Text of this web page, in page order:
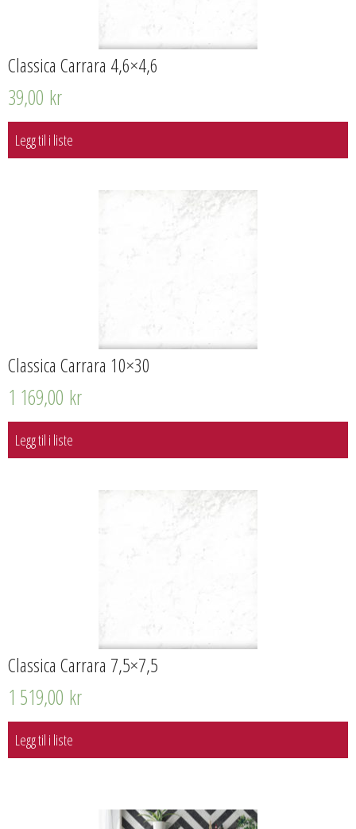
Classica Carrara 4,6×4,6
39,00 kr
Legg til i liste
Classica Carrara 10×30
1 169,00 kr
Legg til i liste
Classica Carrara 7,5×7,5
1 519,00 kr
Legg til i liste